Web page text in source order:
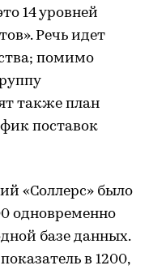
14 уровней
Речь идет
помимо
также план
поставок
«Соллерс» было
одновременно
базе данных.
в 1200,